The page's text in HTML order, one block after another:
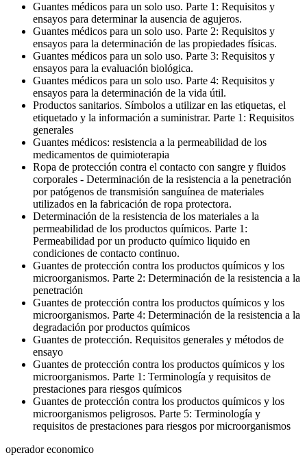
Guantes médicos para un solo uso. Parte 1: Requisitos y
ensayos para determinar la ausencia de agujeros.
Guantes médicos para un solo uso. Parte 2: Requisitos y
ensayos para la determinación de las propiedades físicas.
Guantes médicos para un solo uso. Parte 3: Requisitos y
ensayos para la evaluación biológica.
Guantes médicos para un solo uso. Parte 4: Requisitos y
ensayos para la determinación de la vida útil.
Productos sanitarios. Símbolos a utilizar en las etiquetas, el
etiquetado y la información a suministrar. Parte 1: Requisitos
generales
Guantes médicos: resistencia a la permeabilidad de los
medicamentos de quimioterapia
Ropa de protección contra el contacto con sangre y fluidos
corporales - Determinación de la resistencia a la penetración
por patógenos de transmisión sanguínea de materiales
utilizados en la fabricación de ropa protectora.
Determinación de la resistencia de los materiales a la
permeabilidad de los productos químicos. Parte 1:
Permeabilidad por un producto químico liquido en
condiciones de contacto continuo.
Guantes de protección contra los productos químicos y los
microorganismos. Parte 2: Determinación de la resistencia a la
penetración
Guantes de protección contra los productos químicos y los
microorganismos. Parte 4: Determinación de la resistencia a la
degradación por productos químicos
Guantes de protección. Requisitos generales y métodos de
ensayo
Guantes de protección contra los productos químicos y los
microorganismos. Parte 1: Terminología y requisitos de
prestaciones para riesgos químicos
Guantes de protección contra los productos químicos y los
microorganismos peligrosos. Parte 5: Terminología y
requisitos de prestaciones para riesgos por microorganismos
operador economico